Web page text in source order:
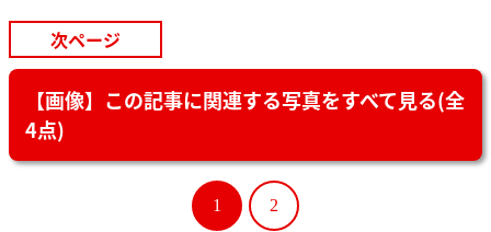
次ページ
【画像】この記事に関連する写真をすべて見る(全
4点)
1 2